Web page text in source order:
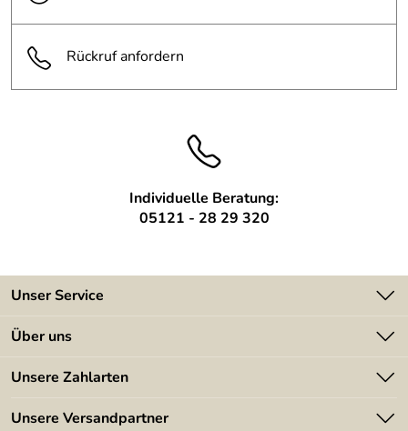
Bereiches:
Gewicht:
enthalten
Rückruf anfordern
Individuelle Beratung:
05121 - 28 29 320
Unser Service
Kontakt
Kundeninformationen
Newsletter
Über uns
Angebote
Unsere Zahlarten
Unsere Versandpartner